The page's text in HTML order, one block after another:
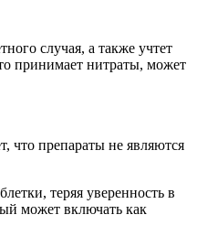
случая, а также учтет
принимает нитраты, может
что препараты не являются
теряя уверенность в
может включать как